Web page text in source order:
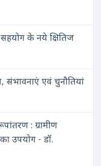
के नये क्षितिज
संभावनाएं एवं चुनौतियां
: ग्रामीण
का उपयोग - डॉ.